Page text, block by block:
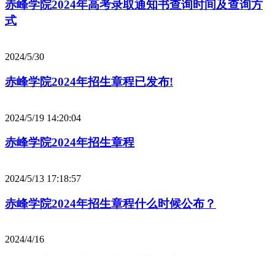
赤峰学院2024年高考录取通知书查询时间及查询方
式
2024/5/30
赤峰学院2024年招生章程已发布!
2024/5/19 14:20:04
赤峰学院2024年招生章程
2024/5/13 17:18:57
赤峰学院2024年招生章程什么时候公布？
2024/4/16